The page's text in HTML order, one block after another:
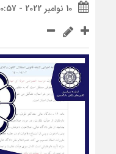
10 نوامبر 2022 - 10:57